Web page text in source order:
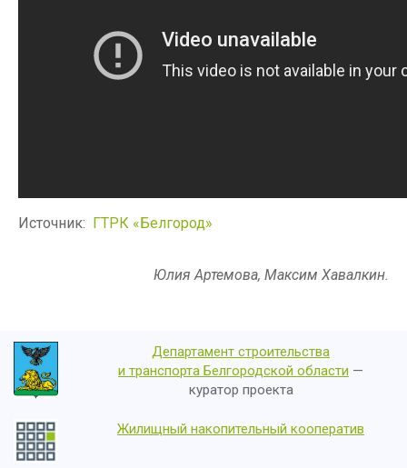
Источник: ГТРК «Белгород»
Юлия Артемова, Максим Хавалкин.
Департамент строительства
и транспорта Белгородской области —
куратор проекта
Жилищный накопительный кооператив